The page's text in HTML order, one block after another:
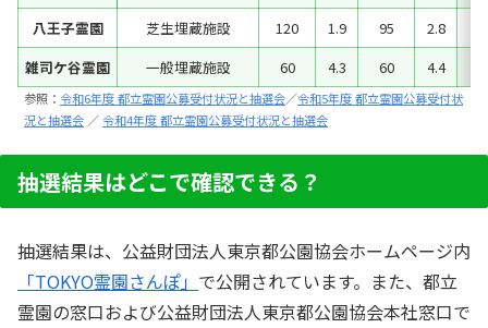
八王子霊園
芝生埋蔵施設 120 1.9 95 2.8
雑司ケ谷霊園
一般埋蔵施設 60 4.3 60 4.4
参照： 令和6年度 都立霊園公募受付状況と抽選会／令和5年度 都立霊園公募受付状
況と抽選会 ／令和4年度 都立霊園公募受付状況と抽選会
抽選結果はどこで確認できる？
抽選結果は、公益財団法人東京都公園協会ホームページ内
「TOKYO霊園さんぽ」 で公開されています。また、都立
霊園の窓口および公益財団法人東京都公園協会本社窓口で